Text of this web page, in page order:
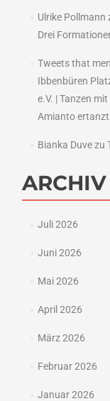
Ulrike Pollmann
Drei
Tweets that
Ibbenbüren
e.V. | Tanzen
Amianto ertanzt
Bianka Duvezu
ARCHIV
Juli 2026
Juni 2026
Mai 2026
April 2026
März 2026
Februar 2026
Januar 2026